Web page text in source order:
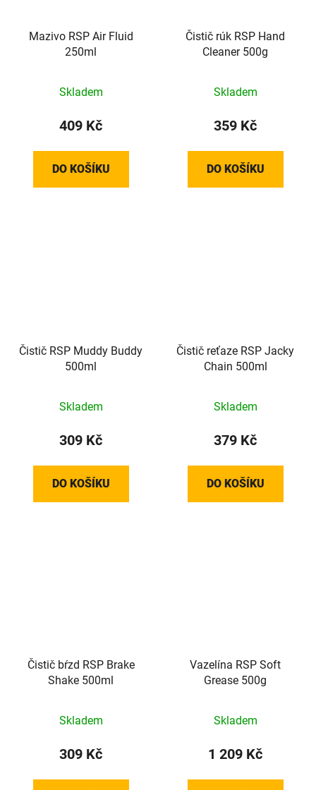
Mazivo RSP Air Fluid
250ml
Skladem
409 Kč
DO KOŠÍKU
Čistič rúk RSP Hand
Cleaner 500g
Skladem
359 Kč
DO KOŠÍKU
Čistič RSP Muddy Buddy
500ml
Skladem
309 Kč
DO KOŠÍKU
Čistič reťaze RSP Jacky
Chain 500ml
Skladem
379 Kč
DO KOŠÍKU
Čistič bŕzd RSP Brake
Shake 500ml
Skladem
309 Kč
Vazelína RSP Soft
Grease 500g
Skladem
1 209 Kč